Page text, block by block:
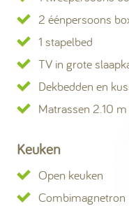
2 éénpersoons
1 stapelbed
TV in grote
Dekbedden en
Matrassen 2.10
Keuken
Open keuken
Combimagnetron